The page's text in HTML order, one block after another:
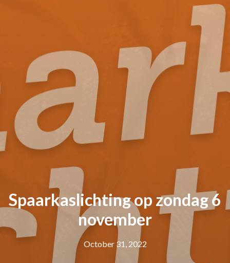
Spaarkaslichting op zondag 6
november
October 31, 2022